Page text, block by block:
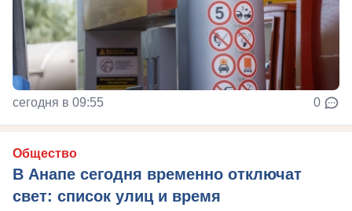
сегодня в 09:55 0
Общество
В Анапе сегодня временно отключат
свет: список улиц и время